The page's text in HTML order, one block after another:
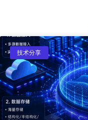
技术分享